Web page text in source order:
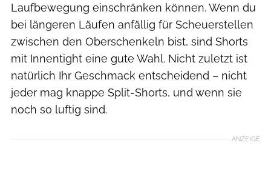
Laufbewegung einschränken können. Wenn du
bei längeren Läufen anfällig für Scheuerstellen
zwischen den Oberschenkeln bist, sind Shorts
mit Innentight eine gute Wahl. Nicht zuletzt ist
natürlich Ihr Geschmack entscheidend – nicht
jeder mag knappe Split-Shorts, und wenn sie
noch so luftig sind.
ANZEIGE